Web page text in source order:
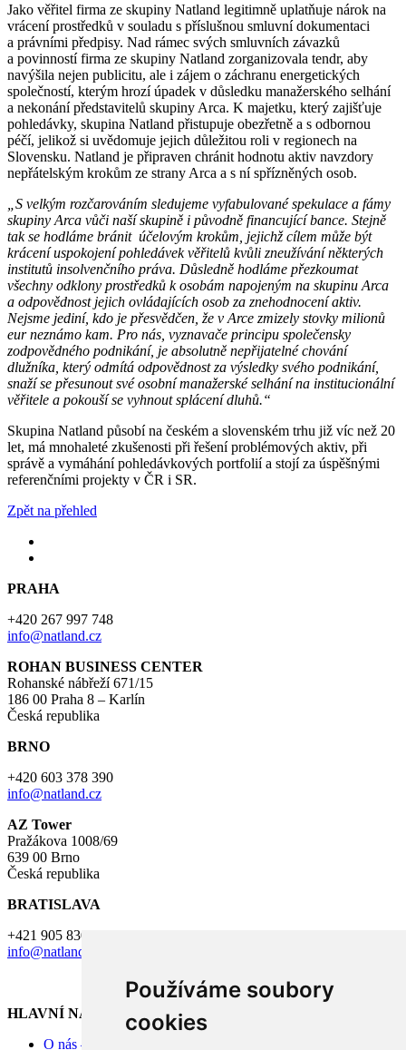
Používáme soubory
cookies
Jako věřitel firma ze skupiny Natland legitimně uplatňuje nárok na
vrácení prostředků v souladu s příslušnou smluvní dokumentaci
a právními předpisy. Nad rámec svých smluvních závazků
a povinností firma ze skupiny Natland zorganizovala tendr, aby
navýšila nejen publicitu, ale i zájem o záchranu energetických
společností, kterým hrozí úpadek v důsledku manažerského selhání
a nekonání představitelů skupiny Arca. K majetku, který zajišťuje
pohledávky, skupina Natland přistupuje obezřetně a s odbornou
péčí, jelikož si uvědomuje jejich důležitou roli v regionech na
Slovensku. Natland je připraven chránit hodnotu aktiv navzdory
nepřátelským krokům ze strany Arca a s ní spřízněných osob.
„S velkým rozčarováním sledujeme vyfabulované spekulace a fámy
skupiny Arca vůči naší skupině i původně financující bance. Stejně
tak se hodláme bránit účelovým krokům, jejichž cílem může být
krácení uspokojení pohledávek věřitelů kvůli zneužívání některých
institutů insolvenčního práva. Důsledně hodláme přezkoumat
všechny odklony prostředků k osobám napojeným na skupinu Arca
a odpovědnost jejich ovládajících osob za znehodnocení aktiv.
Nejsme jediní, kdo je přesvědčen, že v Arce zmizely stovky milionů
eur neznámo kam. Pro nás, vyznavače principu společensky
zodpovědného podnikání, je absolutně nepřijatelné chování
dlužníka, který odmítá odpovědnost za výsledky svého podnikání,
snaží se přesunout své osobní manažerské selhání na institucionální
věřitele a pokouší se vyhnout splácení dluhů.“
Skupina Natland působí na českém a slovenském trhu již víc než 20
let, má mnohaleté zkušenosti při řešení problémových aktiv, při
správě a vymáhání pohledávkových portfolií a stojí za úspěšnými
referenčními projekty v ČR i SR.
Zpět na přehled
PRAHA
+420 267 997 748
info@natland.cz
ROHAN BUSINESS CENTER
Rohanské nábřeží 671/15
186 00 Praha 8 – Karlín
Česká republika
BRNO
+420 603 378 390
info@natland.cz
AZ Tower
Pražákova 1008/69
639 00 Brno
Česká republika
BRATISLAVA
+421 905 830 659
info@natland.cz
HLAVNÍ NABÍDKA
O nás – Investiční skupina Natland